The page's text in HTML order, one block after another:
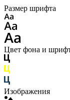
Размер шрифта
Цвет фона и
Изображения